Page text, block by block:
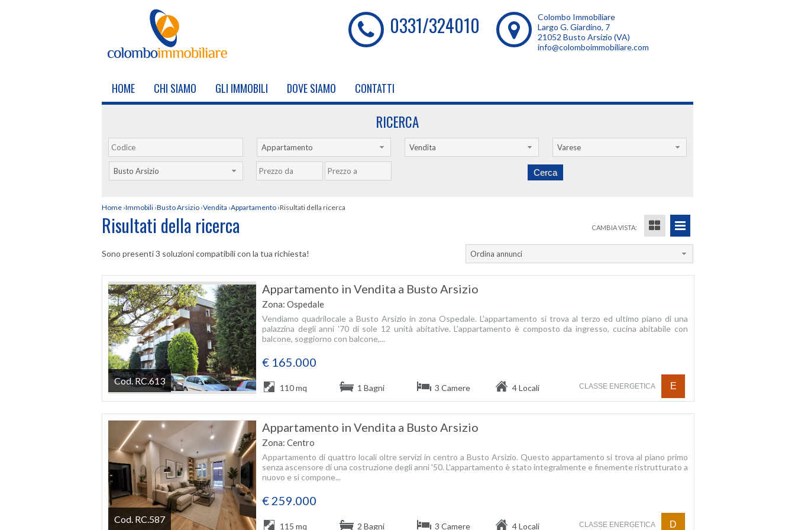
0331/324010
Colombo Immobiliare
Largo G. Giardino, 7
21052 Busto Arsizio (VA)
info@colomboimmobiliare.com
HOME CHI SIAMO GLI IMMOBILI DOVE SIAMO CONTATTI
RICERCA
Appartamento Vendita Varese
Busto Arsizio
Home ›Immobili ›Busto Arsizio ›Vendita ›Appartamento ›Risultati della ricerca
Risultati della ricerca CAMBIA VISTA:
Sono presenti 3 soluzioni compatibili con la tua richiesta! Ordina annunci
Appartamento in Vendita a Busto Arsizio
Zona: Ospedale
Vendiamo quadrilocale a Busto Arsizio in zona Ospedale. L'appartamento si trova al terzo ed ultimo piano di una
palazzina degli anni '70 di sole 12 unità abitative. L'appartamento è composto da ingresso, cucina abitabile con
balcone, soggiorno con balcone,...
€ 165.000
Cod. RC.613
110 mq 1 Bagni 3 Camere 4 Locali CLASSE ENERGETICA E
Appartamento in Vendita a Busto Arsizio
Zona: Centro
Appartamento di quattro locali oltre servizi in centro a Busto Arsizio. Questo appartamento si trova al piano primo
senza ascensore di una costruzione degli anni '50. L'appartamento è stato integralmente e finemente ristrutturato a
nuovo e si compone...
€ 259.000
Cod. RC.587
115 mq 2 Bagni 3 Camere 4 Locali CLASSE ENERGETICA D